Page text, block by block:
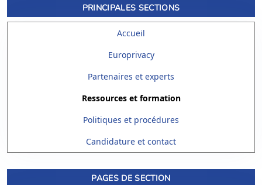
PRINCIPALES SECTIONS
Accueil
Europrivacy
Partenaires et experts
Ressources et formation
Politiques et procédures
Candidature et contact
PAGES DE SECTION